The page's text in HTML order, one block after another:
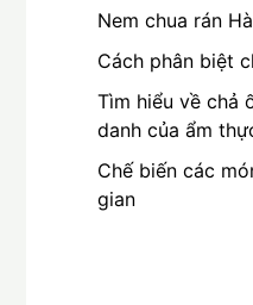
Nem chua rán
Cách phân biệt
Tìm hiểu về chả
danh của ẩm
Chế biến các
gian